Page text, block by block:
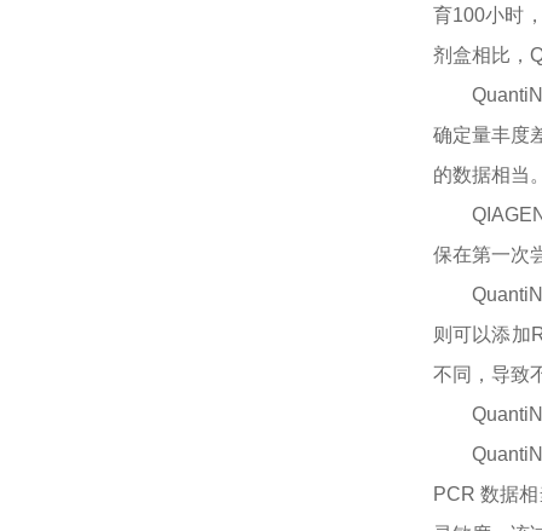
育100小时
剂盒相比，
确定量丰度
的数据相当
保在第一次
则可以添加
不同，导致
PCR 数据